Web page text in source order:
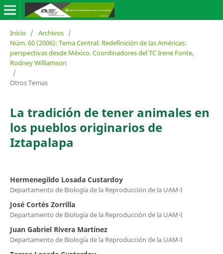
Inicio / Archivos /
Núm. 60 (2006): Tema Central: Redefinición de las Américas:
perspectivas desde México. Coordinadores del TC Irene Fonte,
Rodney Williamson
/
Otros Temas
La tradición de tener animales en
los pueblos originarios de
Iztapalapa
Hermenegildo Losada Custardoy
Departamento de Biología de la Reproducción de la UAM-I
José Cortés Zorrilla
Departamento de Biología de la Reproducción de la UAM-I
Juan Gabriel Rivera Martínez
Departamento de Biología de la Reproducción de la UAM-I